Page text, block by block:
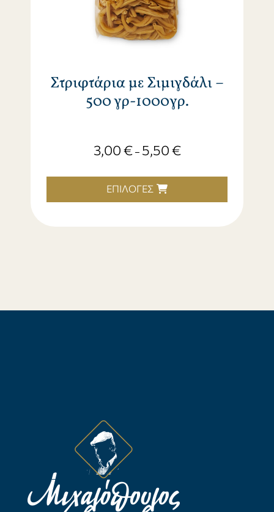
Στριφτάρια με Σιμιγδάλι –
500 γρ-1000γρ.
3,00€– 5,50€
ΕΠΙΛΟΓΈΣ